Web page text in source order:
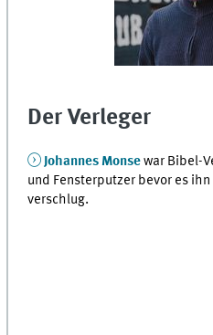
Der Verleger
Johannes Monsewar Bibel-
und Fensterputzer bevor es
verschlug.